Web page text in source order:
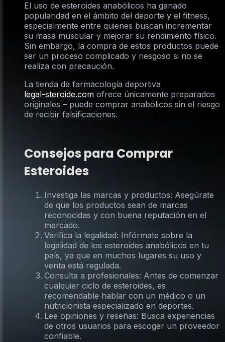
El uso de esteroides anabólicos ha ganado
popularidad en el ámbito del deporte y el fitness,
especialmente entre quienes buscan incrementar
su masa muscular y mejorar su rendimiento físico.
Sin embargo, la compra de estos productos puede
ser un proceso complicado y riesgoso si no se
realiza con precaución.
La tienda de farmacología deportiva
legal-steroide.com ofrece únicamente preparados
originales – puede comprar anabólicos sin el riesgo
de recibir falsificaciones.
Consejos para Comprar
Esteroides
Investiga las marcas y productos: Asegúrate
de que los productos sean de marcas
reconocidas y con buena reputación en el
mercado.
Verifica la legalidad: Infórmate sobre la
legalidad de los esteroides anabólicos en tu
país, ya que en muchos lugares su uso y
venta está regulada.
Consulta a profesionales: Antes de comenzar
cualquier ciclo de esteroides, es
recomendable hablar con un médico o un
nutricionista especializado en deportes.
Lee opiniones y reseñas: Busca experiencias
de otros usuarios para escoger un proveedor
confiable.